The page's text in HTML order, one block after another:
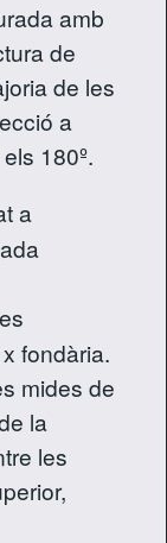
amb
de
de les
a
180º.
a
fondària.
mides de
la
les